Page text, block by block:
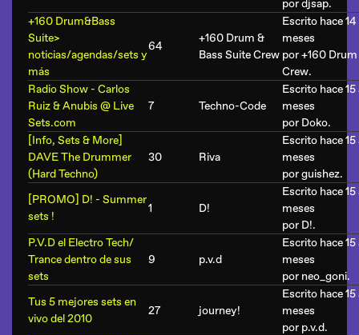
pordjsap.
+160 Drum&Bass
Suite>
noticias/agendas/sets y
más
64
+160 Drum &
Bass Suite Crew
Escrito hace 14
meses
por+160
Crew.
Radio Show - Carlos
Ruiz & Anubis @ Live
Sets.com
7 Techno-Code
Escrito hace
meses
por Doko.
[Info, Sets & More]
DAVE The Drummer
(Hard Techno)
30 Riva
Escrito hace
meses
porguishez.
[PROMO] D! - Summer
sets !
1 D!
Escrito hace
meses
por D!.
P.V.D el Electro Tech/
Trance dentro de sus
sets
9 p.v.d
Escrito hace
meses
por neo_goni.
Tus 5 mejores sets en
vivo del 2010
27 journey!
Escrito hace
meses
por p.v.d.